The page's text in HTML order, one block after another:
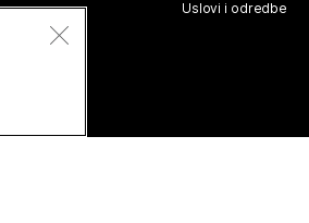
Uslovi i odredbe